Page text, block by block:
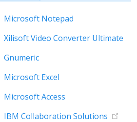
Microsoft Notepad
Xilisoft Video Converter Ultimate
Gnumeric
Microsoft Excel
Microsoft Access
IBM Collaboration Solutions